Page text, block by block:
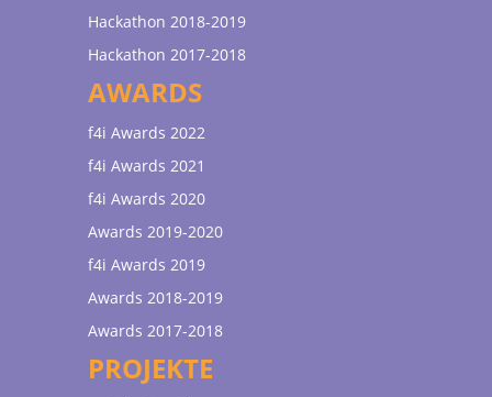
Hackathon 2018-2019
Hackathon 2017-2018
AWARDS
f4i Awards 2022
f4i Awards 2021
f4i Awards 2020
Awards 2019-2020
f4i Awards 2019
Awards 2018-2019
Awards 2017-2018
PROJEKTE